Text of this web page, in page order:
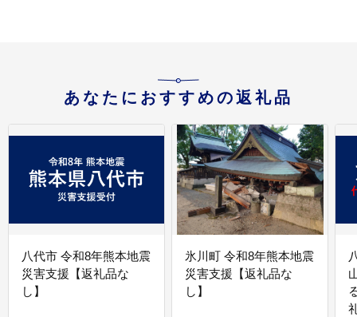
あなたにおすすめの返礼品
八代市 令和8年熊本地震
災害支援【返礼品な
し】
氷川町 令和8年熊本地震
災害支援【返礼品な
し】